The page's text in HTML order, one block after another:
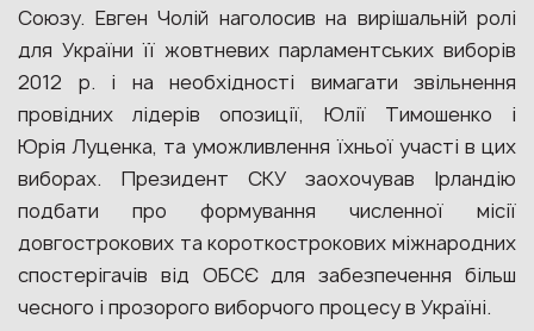
Союзу. Евген Чолій наголосив на вирішальній ролі
для України її жовтневих парламентських виборів
2012 р. і на необхідності вимагати звільнення
провідних лідерів опозиції, Юлії Тимошенко і
Юрія Луценка, та уможливлення їхньої участі в цих
виборах. Президент СКУ заохочував Ірландію
подбати про формування численної місії
довгострокових та короткострокових міжнародних
спостерігачів від ОБСЄ для забезпечення більш
чесного і прозорого виборчого процесу в Україні.